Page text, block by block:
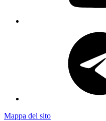
Mappa del sito